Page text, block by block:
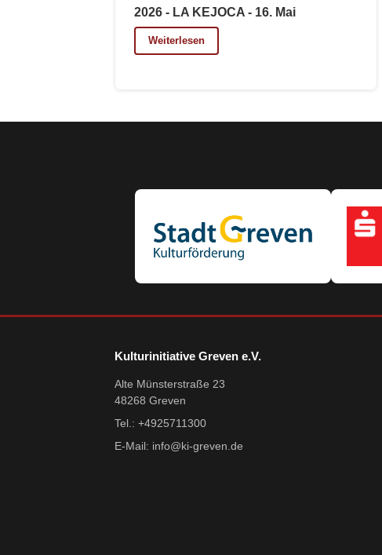
2026 - LA KEJOCA - 16. Mai
Weiterlesen
Kulturinitiative Greven e.V.
Alte Münsterstraße 23
48268 Greven
Tel.: +4925711300
E-Mail: info@ki-greven.de